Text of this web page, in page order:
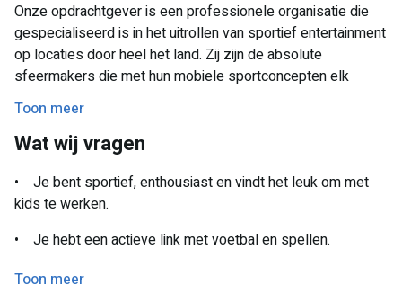
Praktische info:
• Wanneer: Zondags van 5 juli t/m 23 augustus.
• Uren: Van 08:30 tot +/- 14:00 uur (dus 's middags lekker
vrij!).
• Waar: Op vakantieparken in o.a. Biddinghuizen, Kampen
en Hulshorst.
Onze opdrachtgever is een professionele organisatie die
gespecialiseerd is in het uitrollen van sportief entertainment
op locaties door heel het land. Zij zijn de absolute
sfeermakers die met hun mobiele sportconcepten elk
terrein in een handomdraai kunnen transformeren tot een
actieve arena. Binnen deze organisatie draait alles om
gastvrijheid, energie en het overbrengen van puur
Toon meer
Wat wij vragen
• Je bent sportief, enthousiast en vindt het leuk om met
kids te werken.
• Je hebt een actieve link met voetbal en spellen.
• Je bent (een aantal) zondagen in deze periode stand-by.
Toon meer